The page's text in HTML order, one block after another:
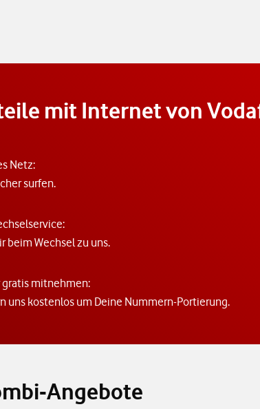
mit Internet von
Netz:
surfen.
beim Wechsel zu uns.
mitnehmen:
uns kostenlos um Deine Nummern-Portierung.
Angebote